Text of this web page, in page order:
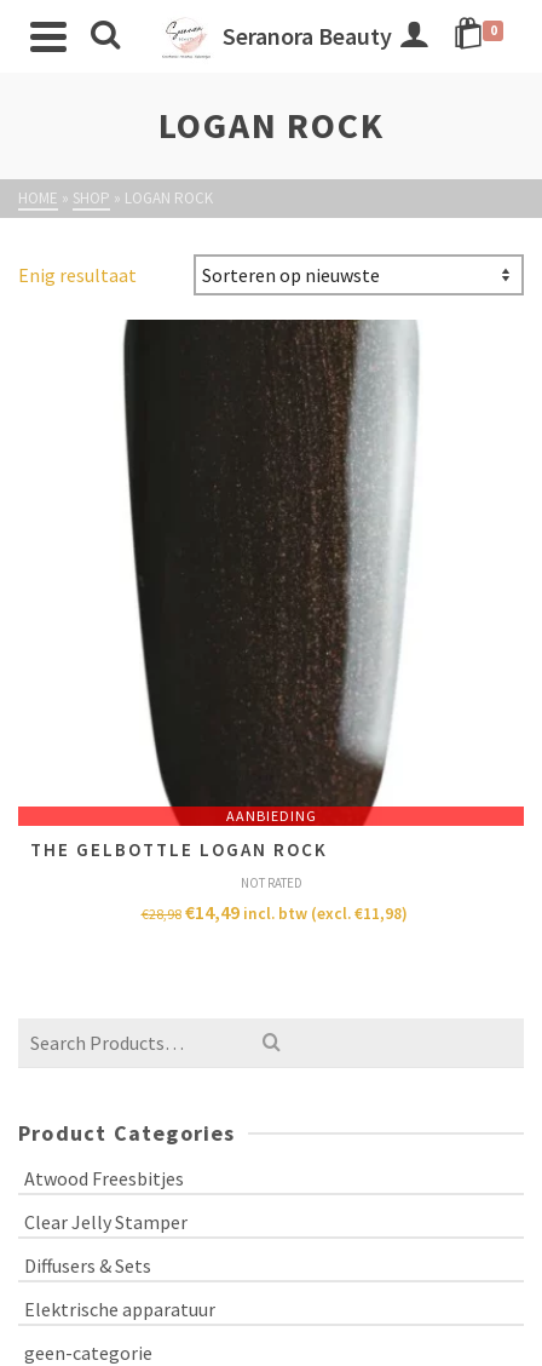
Seranora Beauty 0
LOGAN ROCK
HOME » SHOP » LOGAN ROCK
Enig resultaat
AANBIEDING
THE GELBOTTLE LOGAN ROCK
NOT RATED
€28,98 €14,49 incl. btw (excl.€11,98)
Product Categories
Atwood Freesbitjes
Clear Jelly Stamper
Diffusers & Sets
Elektrische apparatuur
geen-categorie